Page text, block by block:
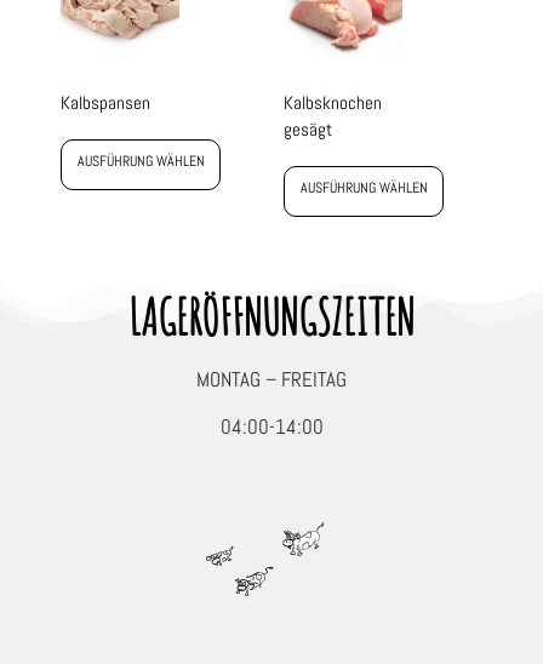
Kalbspansen
AUSFÜHRUNG WÄHLEN
Kalbsknochen
gesägt
AUSFÜHRUNG WÄHLEN
LAGERÖFFNUNGSZEITEN
MONTAG – FREITAG
04:00-14:00